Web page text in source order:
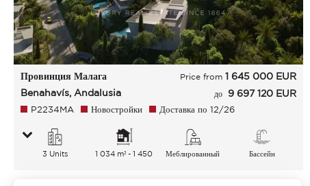
Провинция Малага
Benahavís, Andalusia
Price from 1 645 000 EUR
до 9 697 120 EUR
P2234MA Новостройки Доставка по 12/26
3 Units
1 034 m² - 1 450
Меблированный Бассейн